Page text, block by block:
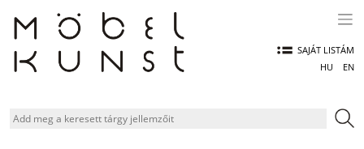
content
SAJÁT LISTÁM
HU
EN